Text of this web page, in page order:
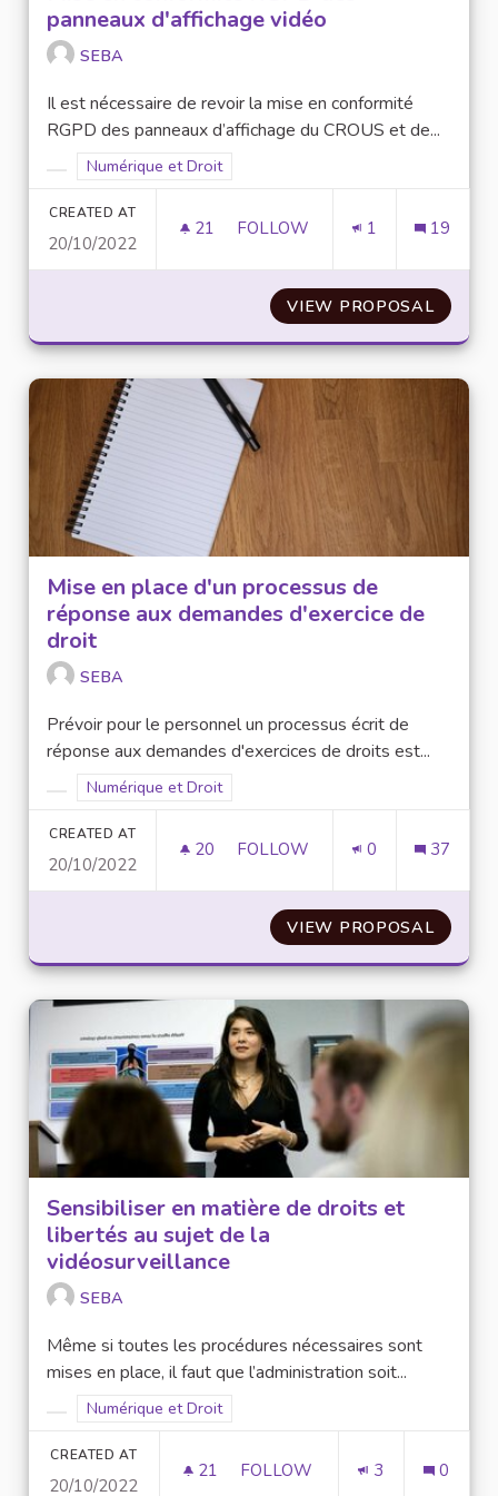
panneaux d'affichage vidéo
SEBA
Il est nécessaire de revoir la mise en conformité
RGPD des panneaux d’affichage du CROUS et de...
Filter results for category:
Filter results for scope: Numérique et Droit
Numérique et Droit
CREATED AT
20/10/2022
21 21 FOLLOWERS
FOLLOW 1 19
VIEW PROPOSALMISE
Mise en place d'un processus de
réponse aux demandes d'exercice de
droit
SEBA
Prévoir pour le personnel un processus écrit de
réponse aux demandes d'exercices de droits est...
Filter results for category:
Filter results for scope: Numérique et Droit
Numérique et Droit
CREATED AT
20/10/2022
20 20 FOLLOWERS
FOLLOW 0 37
VIEW PROPOSALMISE
Sensibiliser en matière de droits et
libertés au sujet de la
vidéosurveillance
SEBA
Même si toutes les procédures nécessaires sont
mises en place, il faut que l’administration soit...
Filter results for category:
Filter results for scope: Numérique et Droit
Numérique et Droit
CREATED AT
20/10/2022
21 21 FOLLOWERS
FOLLOW 3 0